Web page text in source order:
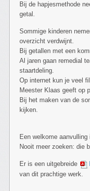
Bij de hapjesmethode
getal.
Sommige kinderen
overzicht verdwijnt.
Bij getallen met een
Al jaren gaan remedial
staartdeling.
Op internet kun je veel
Meester Klaas geeft op
Bij het maken van de
kijken.
Een welkome
Nooit meer zoeken: die
Er is een uitgebreide
van dit prachtige werk.